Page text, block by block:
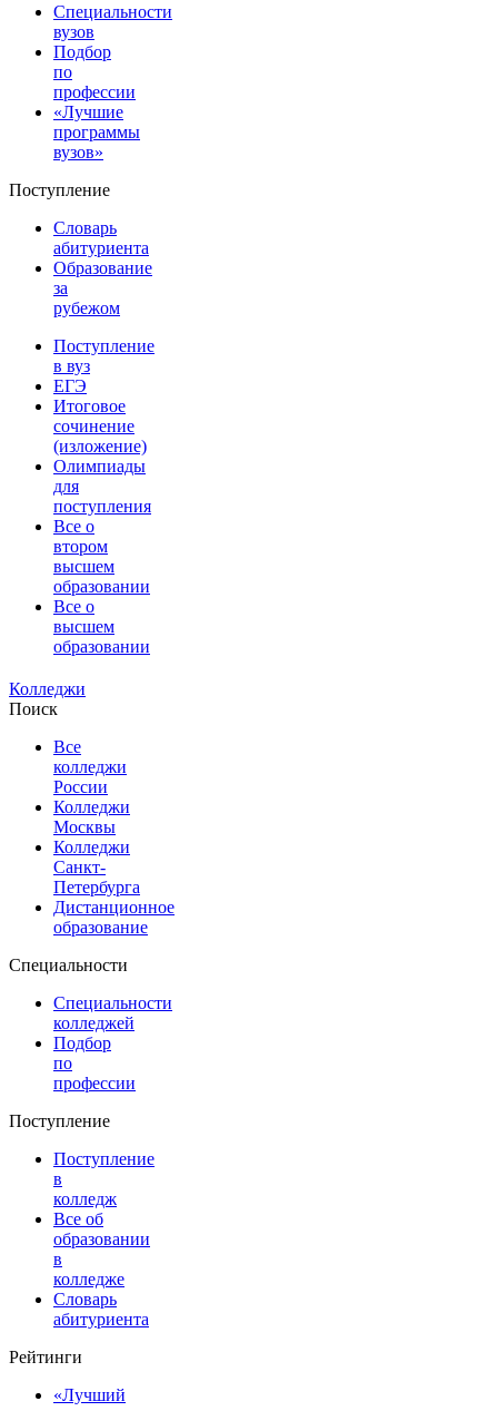
Специальности
вузов
Подбор
по
профессии
«Лучшие
программы
вузов»
Поступление
Словарь
абитуриента
Образование
за
рубежом
Поступление
в вуз
ЕГЭ
Итоговое
сочинение
(изложение)
Олимпиады
для
поступления
Все о
втором
высшем
образовании
Все о
высшем
образовании
Колледжи
Поиск
Все
колледжи
России
Колледжи
Москвы
Колледжи
Санкт-
Петербурга
Дистанционное
образование
Специальности
Специальности
колледжей
Подбор
по
профессии
Поступление
Поступление
в
колледж
Все об
образовании
в
колледже
Словарь
абитуриента
Рейтинги
«Лучший